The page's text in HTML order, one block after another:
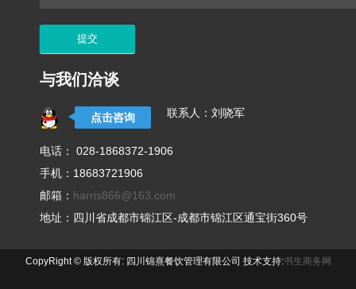
与我们洽谈
点击咨询 联系人：刘哓军
电话： 028-1868372-1906
手机：18683721906
邮箱： harris866@163.com
地址：四川省成都市锦江区-成都市锦江区通宝街360号
CopyRight © 版权所有: 四川锦熹餐饮管理有限公司 技术支持:书生商务网